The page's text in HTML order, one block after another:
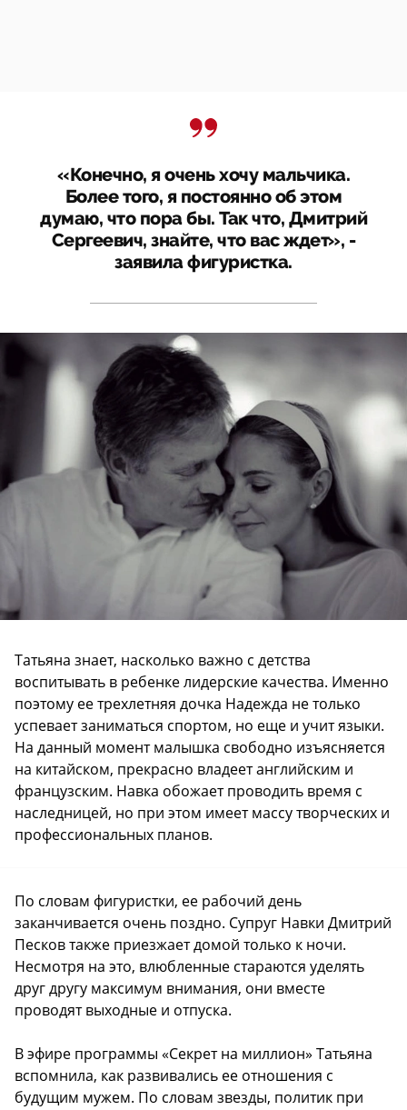
«Конечно, я очень хочу мальчика.
Более того, я постоянно об этом
думаю, что пора бы. Так что, Дмитрий
Сергеевич, знайте, что вас ждет», -
заявила фигуристка.
Татьяна знает, насколько важно с детства
воспитывать в ребенке лидерские качества. Именно
поэтому ее трехлетняя дочка Надежда не только
успевает заниматься спортом, но еще и учит языки.
На данный момент малышка свободно изъясняется
на китайском, прекрасно владеет английским и
французским. Навка обожает проводить время с
наследницей, но при этом имеет массу творческих и
профессиональных планов.
По словам фигуристки, ее рабочий день
заканчивается очень поздно. Супруг Навки Дмитрий
Песков также приезжает домой только к ночи.
Несмотря на это, влюбленные стараются уделять
друг другу максимум внимания, они вместе
проводят выходные и отпуска.
В эфире программы «Секрет на миллион» Татьяна
вспомнила, как развивались ее отношения с
будущим мужем. По словам звезды, политик при